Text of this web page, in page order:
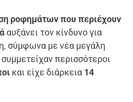
ροφημάτων που περιέχουν
αυξάνει τον κίνδυνο για
σύμφωνα με νέα μεγάλη
περισσότεροι
και είχε διάρκεια 14